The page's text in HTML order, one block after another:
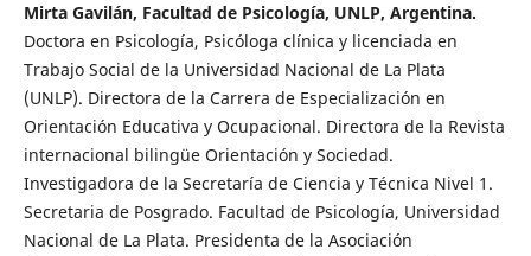
Mirta Gavilán, Facultad de Psicología, UNLP, Argentina.
Doctora en Psicología, Psicóloga clínica y licenciada en
Trabajo Social de la Universidad Nacional de La Plata
(UNLP). Directora de la Carrera de Especialización en
Orientación Educativa y Ocupacional. Directora de la Revista
internacional bilingüe Orientación y Sociedad.
Investigadora de la Secretaría de Ciencia y Técnica Nivel 1.
Secretaria de Posgrado. Facultad de Psicología, Universidad
Nacional de La Plata. Presidenta de la Asociación